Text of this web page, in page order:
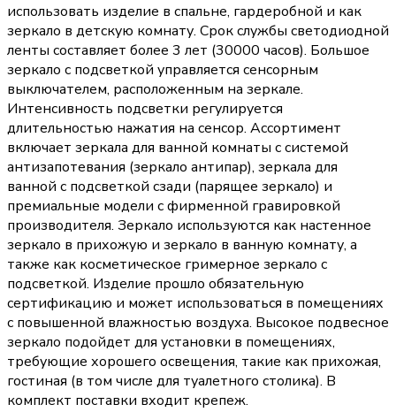
использовать изделие в спальне, гардеробной и как
зеркало в детскую комнату. Срок службы светодиодной
ленты составляет более 3 лет (30000 часов). Большое
зеркало с подсветкой управляется сенсорным
выключателем, расположенным на зеркале.
Интенсивность подсветки регулируется
длительностью нажатия на сенсор. Ассортимент
включает зеркала для ванной комнаты с системой
антизапотевания (зеркало антипар), зеркала для
ванной с подсветкой сзади (парящее зеркало) и
премиальные модели с фирменной гравировкой
производителя. Зеркало используются как настенное
зеркало в прихожую и зеркало в ванную комнату, а
также как косметическое гримерное зеркало с
подсветкой. Изделие прошло обязательную
сертификацию и может использоваться в помещениях
с повышенной влажностью воздуха. Высокое подвесное
зеркало подойдет для установки в помещениях,
требующие хорошего освещения, такие как прихожая,
гостиная (в том числе для туалетного столика). В
комплект поставки входит крепеж.